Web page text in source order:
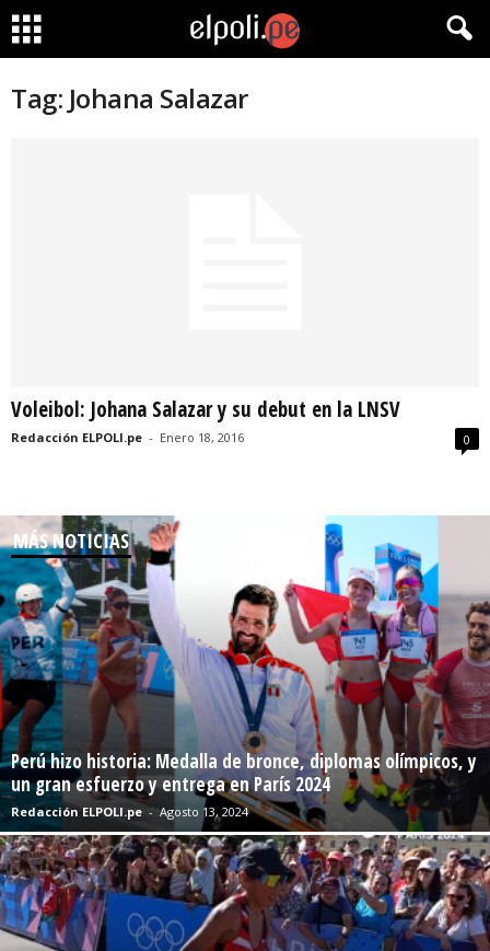
Tag: Johana Salazar
Voleibol: Johana Salazar y su debut en la LNSV
Redacción ELPOLI.pe - Enero 18, 2016 0
MÁS NOTICIAS
Perú hizo historia: Medalla de bronce, diplomas olímpicos, y
un gran esfuerzo y entrega en París 2024
Redacción ELPOLI.pe - Agosto 13, 2024